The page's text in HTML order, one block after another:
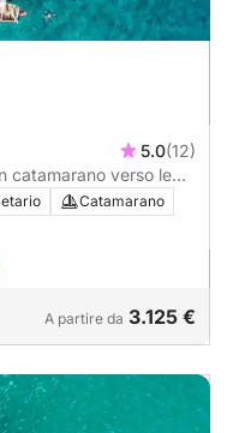
5.0(12)
catamarano verso le
Catamarano
A partire da 3.125 €